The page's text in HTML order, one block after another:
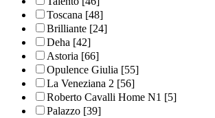
Toscana [48]
Brilliante [24]
Deha [42]
Astoria [66]
Opulence Giulia [55]
La Veneziana 2 [56]
Roberto Cavalli Home N1 [5]
Palazzo [39]